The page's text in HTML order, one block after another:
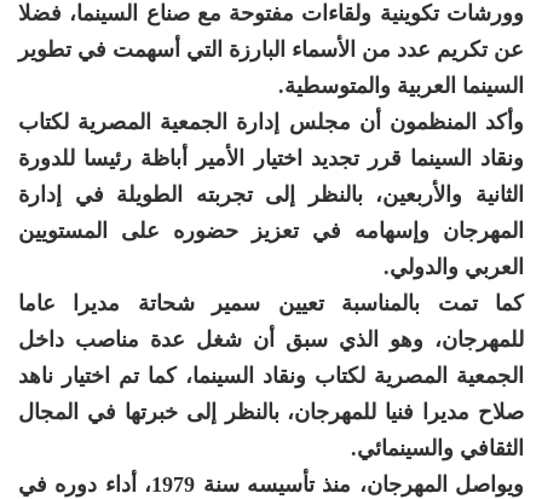
وورشات تكوينية ولقاءات مفتوحة مع صناع السينما، فضلا
عن تكريم عدد من الأسماء البارزة التي أسهمت في تطوير
السينما العربية والمتوسطية.
وأكد المنظمون أن مجلس إدارة الجمعية المصرية لكتاب
ونقاد السينما قرر تجديد اختيار الأمير أباظة رئيسا للدورة
الثانية والأربعين، بالنظر إلى تجربته الطويلة في إدارة
المهرجان وإسهامه في تعزيز حضوره على المستويين
العربي والدولي.
كما تمت بالمناسبة تعيين سمير شحاتة مديرا عاما
للمهرجان، وهو الذي سبق أن شغل عدة مناصب داخل
الجمعية المصرية لكتاب ونقاد السينما، كما تم اختيار ناهد
صلاح مديرا فنيا للمهرجان، بالنظر إلى خبرتها في المجال
الثقافي والسينمائي.
ويواصل المهرجان، منذ تأسيسه سنة 1979، أداء دوره في